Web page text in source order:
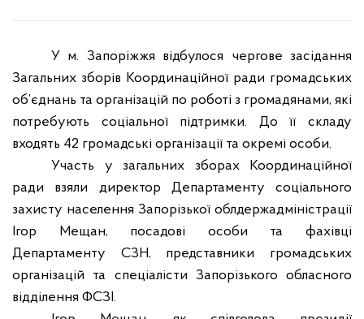
У м. Запоріжжя відбулося чергове засідання
Загальних зборів Координаційної ради громадських
об’єднань та організацій по роботі з громадянами, які
потребують соціальної підтримки. До її складу
входять 42 громадські організації та окремі особи.
Участь у загальних зборах Координаційної
ради взяли директор Департаменту соціального
захисту населення Запорізької облдержадміністрації
Ігор Мещан, посадові особи та фахівці
Департаменту СЗН, представники громадських
організацій та спеціалісти Запорізького обласного
відділення ФСЗІ.